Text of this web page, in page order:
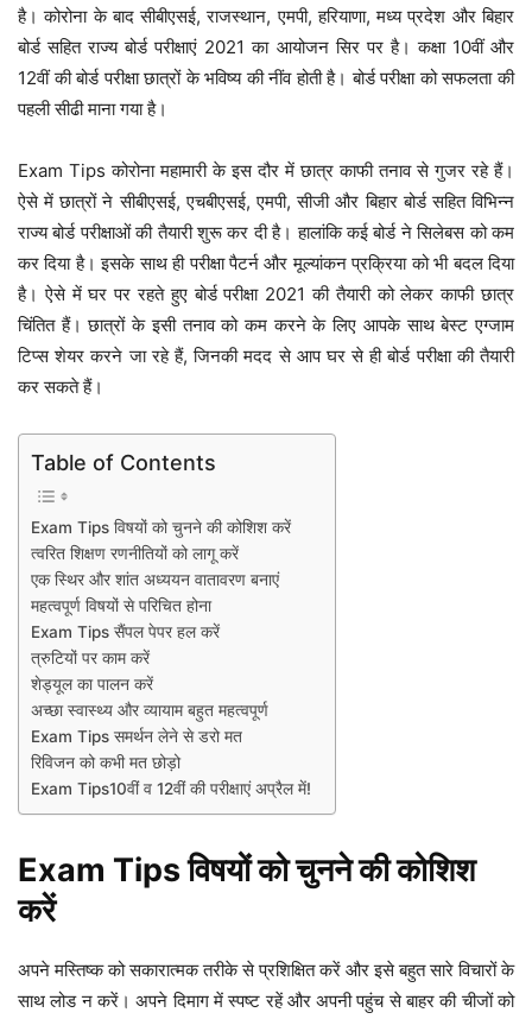
है। कोरोना के बाद सीबीएसई, राजस्थान, एमपी, हरियाणा, मध्य प्रदेश और बिहार
बोर्ड सहित राज्य बोर्ड परीक्षाएं 2021 का आयोजन सिर पर है। कक्षा 10वीं और
12वीं की बोर्ड परीक्षा छात्रों के भविष्य की नींव होती है। बोर्ड परीक्षा को सफलता की
पहली सीढी माना गया है।
Exam Tips कोरोना महामारी के इस दौर में छात्र काफी तनाव से गुजर रहे हैं।
ऐसे में छात्रों ने सीबीएसई, एचबीएसई, एमपी, सीजी और बिहार बोर्ड सहित विभिन्न
राज्य बोर्ड परीक्षाओं की तैयारी शुरू कर दी है। हालांकि कई बोर्ड ने सिलेबस को कम
कर दिया है। इसके साथ ही परीक्षा पैटर्न और मूल्यांकन प्रक्रिया को भी बदल दिया
है। ऐसे में घर पर रहते हुए बोर्ड परीक्षा 2021 की तैयारी को लेकर काफी छात्र
चिंतित हैं। छात्रों के इसी तनाव को कम करने के लिए आपके साथ बेस्ट एग्जाम
टिप्स शेयर करने जा रहे हैं, जिनकी मदद से आप घर से ही बोर्ड परीक्षा की तैयारी
कर सकते हैं।
Table of Contents
Exam Tips विषयों को चुनने की कोशिश करें
त्वरित शिक्षण रणनीतियों को लागू करें
एक स्थिर और शांत अध्ययन वातावरण बनाएं
महत्वपूर्ण विषयों से परिचित होना
Exam Tips सैंपल पेपर हल करें
त्रुटियों पर काम करें
शेड्यूल का पालन करें
अच्छा स्वास्थ्य और व्यायाम बहुत महत्वपूर्ण
Exam Tips समर्थन लेने से डरो मत
रिविजन को कभी मत छोड़ो
Exam Tips10वीं व 12वीं की परीक्षाएं अप्रैल में!
Exam Tips विषयों को चुनने की कोशिश
करें
अपने मस्तिष्क को सकारात्मक तरीके से प्रशिक्षित करें और इसे बहुत सारे विचारों के
साथ लोड न करें। अपने दिमाग में स्पष्ट रहें और अपनी पहुंच से बाहर की चीजों को